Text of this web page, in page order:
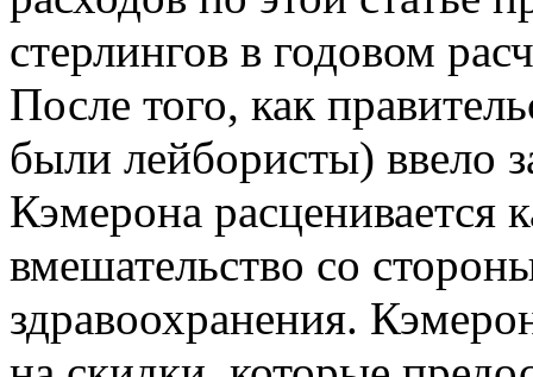
стерлингов в годовом
После того, как
были лейбористы) ввело
Кэмерона расценивается
вмешательство со
здравоохранения.